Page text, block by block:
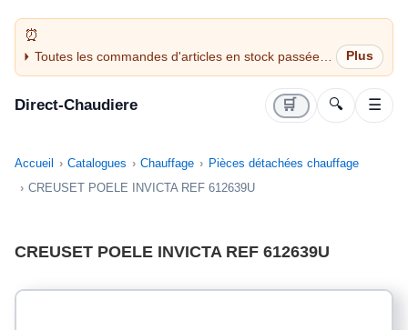
Toutes les commandes d'articles en stock passées
avant 14H sont expédiées le jour même (jours
Direct-Chaudiere 🛒 🔍 ☰
Accueil Catalogues Chauffage
Pièces détachées chauffage
CREUSET POELE INVICTA REF 612639U
CREUSET POELE INVICTA REF 612639U